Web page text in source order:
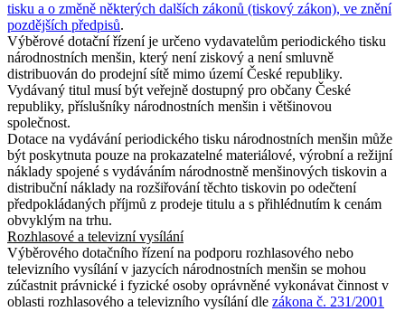
tisku a o změně některých dalších zákonů (tiskový zákon), ve znění
pozdějších předpisů.
Výběrové dotační řízení je určeno vydavatelům periodického tisku
národnostních menšin, který není ziskový a není smluvně
distribuován do prodejní sítě mimo území České republiky.
Vydávaný titul musí být veřejně dostupný pro občany České
republiky, příslušníky národnostních menšin i většinovou
společnost.
Dotace na vydávání periodického tisku národnostních menšin může
být poskytnuta pouze na prokazatelné materiálové, výrobní a režijní
náklady spojené s vydáváním národnostně menšinových tiskovin a
distribuční náklady na rozšiřování těchto tiskovin po odečtení
předpokládaných příjmů z prodeje titulu a s přihlédnutím k cenám
obvyklým na trhu.
Rozhlasové a televizní vysílání
Výběrového dotačního řízení na podporu rozhlasového nebo
televizního vysílání v jazycích národnostních menšin se mohou
zúčastnit právnické i fyzické osoby oprávněné vykonávat činnost v
oblasti rozhlasového a televizního vysílání dle zákona č. 231/2001